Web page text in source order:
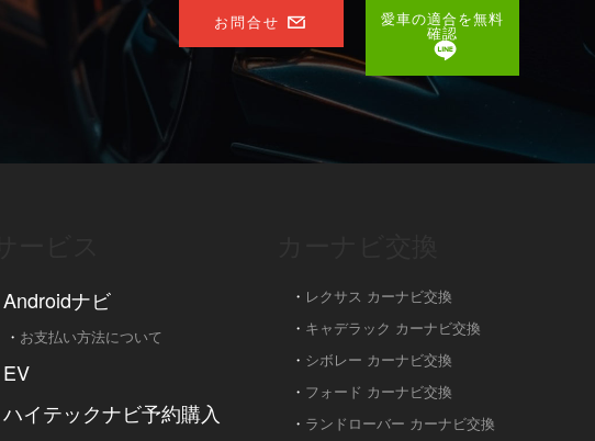
お問合せ 愛車の適合を無料
確認
Androidナビ
・ お支払い方法について
EV
ハイテックナビ予約購入
・ レクサス カーナビ交換
・ キャデラック カーナビ交換
・ シボレー カーナビ交換
・ フォード カーナビ交換
・ ランドローバー カーナビ交換